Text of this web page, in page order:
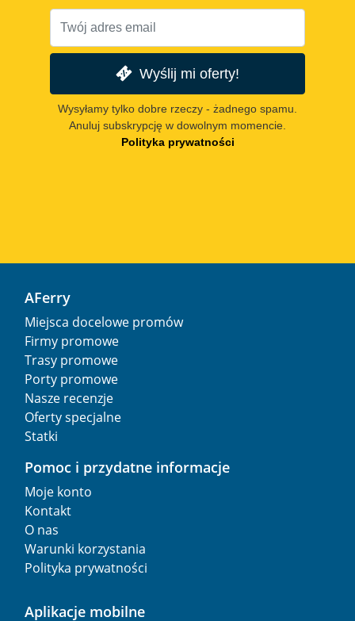
Wyślij mi oferty!
Wysyłamy tylko dobre rzeczy - żadnego spamu.
Anuluj subskrypcję w dowolnym momencie.
Polityka prywatności
AFerry
Miejsca docelowe promów
Firmy promowe
Trasy promowe
Porty promowe
Nasze recenzje
Oferty specjalne
Statki
Pomoc i przydatne informacje
Moje konto
Kontakt
O nas
Warunki korzystania
Polityka prywatności
Aplikacje mobilne